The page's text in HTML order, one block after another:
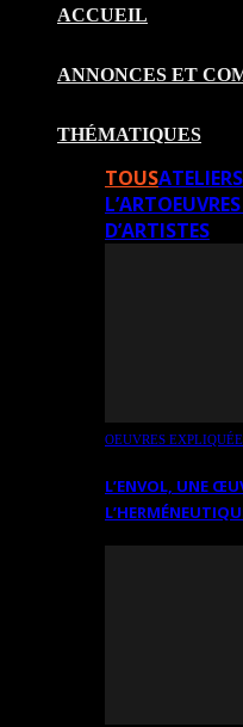
ACCUEIL
ANNONCES ET
THÉMATIQUES
TOUSATELIERS
L’ART
D’ARTISTES
OEUVRES
L’ENVOL, UNE